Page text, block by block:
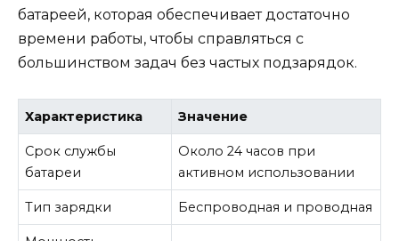
батареей, которая обеспечивает достаточно
времени работы, чтобы справляться с
большинством задач без частых подзарядок.
Характеристика Значение
Срок службы
батареи
Около 24 часов при
активном использовании
Тип зарядки Беспроводная и проводная